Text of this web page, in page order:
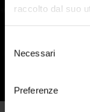
raccolto dal suo
delNecessari
Preferenze